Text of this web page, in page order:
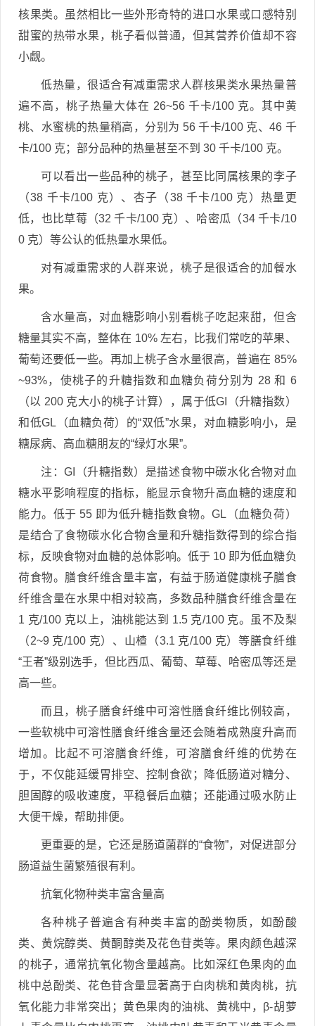
核果类。虽然相比一些外形奇特的进口水果或口感特别
甜蜜的热带水果，桃子看似普通，但其营养价值却不容
小觑。
低热量，很适合有减重需求人群核果类水果热量普
遍不高，桃子热量大体在 26~56 千卡/100 克。其中黄
桃、水蜜桃的热量稍高，分别为 56 千卡/100 克、46 千
卡/100 克；部分品种的热量甚至不到 30 千卡/100 克。
可以看出一些品种的桃子，甚至比同属核果的李子
（38 千卡/100 克）、杏子（38 千卡/100 克）热量更
低，也比草莓（32 千卡/100 克）、哈密瓜（34 千卡/10
0 克）等公认的低热量水果低。
对有减重需求的人群来说，桃子是很适合的加餐水
果。
含水量高，对血糖影响小别看桃子吃起来甜，但含
糖量其实不高，整体在 10% 左右，比我们常吃的苹果、
葡萄还要低一些。再加上桃子含水量很高，普遍在 85%
~93%，使桃子的升糖指数和血糖负荷分别为 28 和 6
（以 200 克大小的桃子计算），属于低GI（升糖指数）
和低GL（血糖负荷）的“双低”水果，对血糖影响小，是
糖尿病、高血糖朋友的“绿灯水果”。
注：GI（升糖指数）是描述食物中碳水化合物对血
糖水平影响程度的指标，能显示食物升高血糖的速度和
能力。低于 55 即为低升糖指数食物。GL（血糖负荷）
是结合了食物碳水化合物含量和升糖指数得到的综合指
标，反映食物对血糖的总体影响。低于 10 即为低血糖负
荷食物。膳食纤维含量丰富，有益于肠道健康桃子膳食
纤维含量在水果中相对较高，多数品种膳食纤维含量在
1 克/100 克以上，油桃能达到 1.5 克/100 克。虽不及梨
（2~9 克/100 克）、山楂（3.1 克/100 克）等膳食纤维
“王者”级别选手，但比西瓜、葡萄、草莓、哈密瓜等还是
高一些。
而且，桃子膳食纤维中可溶性膳食纤维比例较高，
一些软桃中可溶性膳食纤维含量还会随着成熟度升高而
增加。比起不可溶膳食纤维，可溶膳食纤维的优势在
于，不仅能延缓胃排空、控制食欲；降低肠道对糖分、
胆固醇的吸收速度，平稳餐后血糖；还能通过吸水防止
大便干燥，帮助排便。
更重要的是，它还是肠道菌群的“食物”，对促进部分
肠道益生菌繁殖很有利。
抗氧化物种类丰富含量高
各种桃子普遍含有种类丰富的酚类物质，如酚酸
类、黄烷醇类、黄酮醇类及花色苷类等。果肉颜色越深
的桃子，通常抗氧化物含量越高。比如深红色果肉的血
桃中总酚类、花色苷含量显著高于白肉桃和黄肉桃，抗
氧化能力非常突出；黄色果肉的油桃、黄桃中，β-胡萝